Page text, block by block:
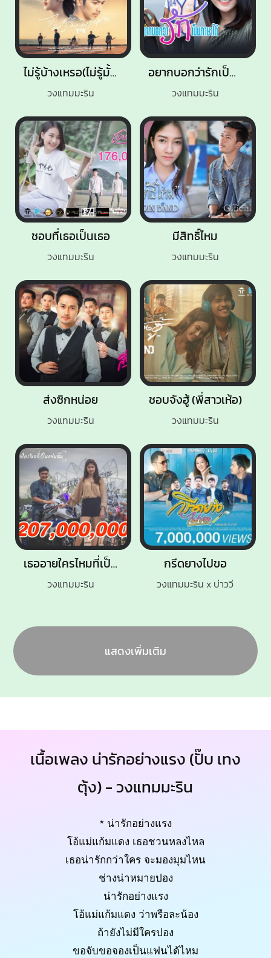
เธออายใครไหมที่เป็นแฟนฉัน
วงแทมมะริน
มีสิทธิ์ไหม
วงแทมมะริน
ชอบที่เธอเป็นเธอ
วงแทมมะริน
ไม่รู้บ้างเหรอ(ไม่รู้มั้งเห้อ)
วงแทมมะริน
อยากบอกว่ารักเป็นภาษาใต้
วงแทมมะริน
กรีดยางไปขอ
วงแทมมะริน x บ่าววี
ส่งซิกหน่อย
วงแทมมะริน
ชอบจังฮู้ (พี่สาวเห้อ)
วงแทมมะริน
แสดงเพิ่มเติม
เนื้อเพลง น่ารักอย่างแรง (ปั๊บ เทง
ตุ้ง) - วงแทมมะริน
* น่ารักอย่างแรง
โอ้แม่แก้มแดง เธอชวนหลงไหล
เธอน่ารักกว่าใคร จะมองมุมไหน
ช่างน่าหมายปอง
น่ารักอย่างแรง
โอ้แม่แก้มแดง ว่าพรือละน้อง
ถ้ายังไม่มีใครปอง
ขอจับขอจองเป็นแฟนได้ไหม